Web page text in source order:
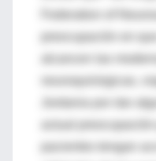
Federation of
preocupación en
neuroquirúrgicas,
Jordania por dar
actual
pacientes tengan